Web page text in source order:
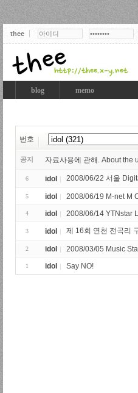
thee
blog memo
번호
공지 자료사용에 관해. About the
6 idol 2008/06/22 서울
5 idol 2008/06/19 M-net M
4 idol 2008/06/14 YTNstar
3 idol 제 16회 연천 전곡리
2 idol 2008/03/05 Music
1 idol Say NO!